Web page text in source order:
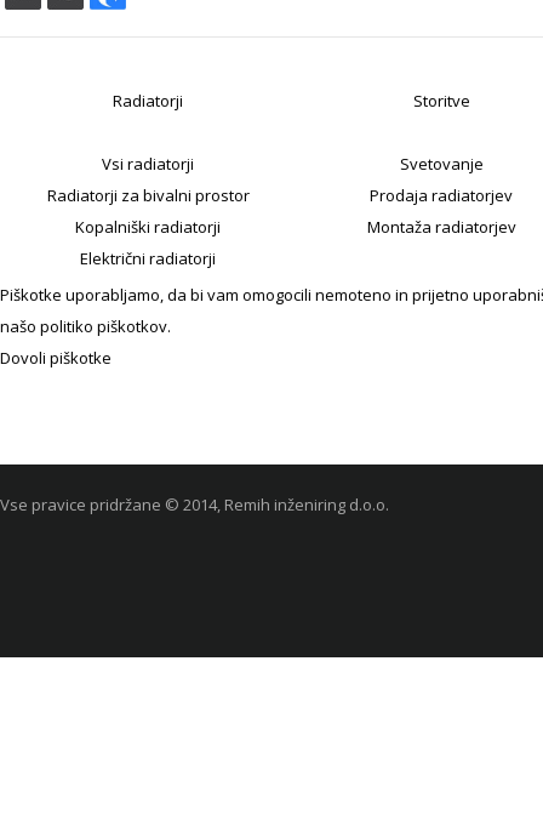
Radiatorji
Vsi radiatorji
Radiatorji za bivalni prostor
Kopalniški radiatorji
Električni radiatorji
Storitve
Svetovanje
Prodaja radiatorjev
Montaža radiatorjev
Piškotke uporabljamo, da bi vam omogocili nemoteno in prijetno
našo politiko piškotkov.
Dovoli piškotke
Vse pravice pridržane © 2014, Remih inženiring d.o.o.